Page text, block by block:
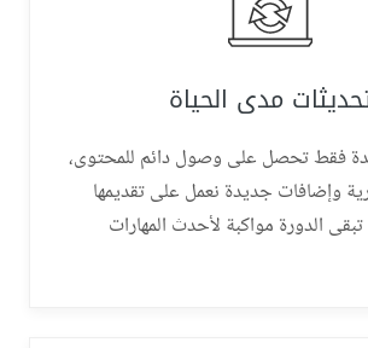
مدى الحياة
فقط تحصل على وصول دائم للمحتوى،
وإضافات جديدة نعمل على تقديمها
الدورة مواكبة لأحدث المهارات